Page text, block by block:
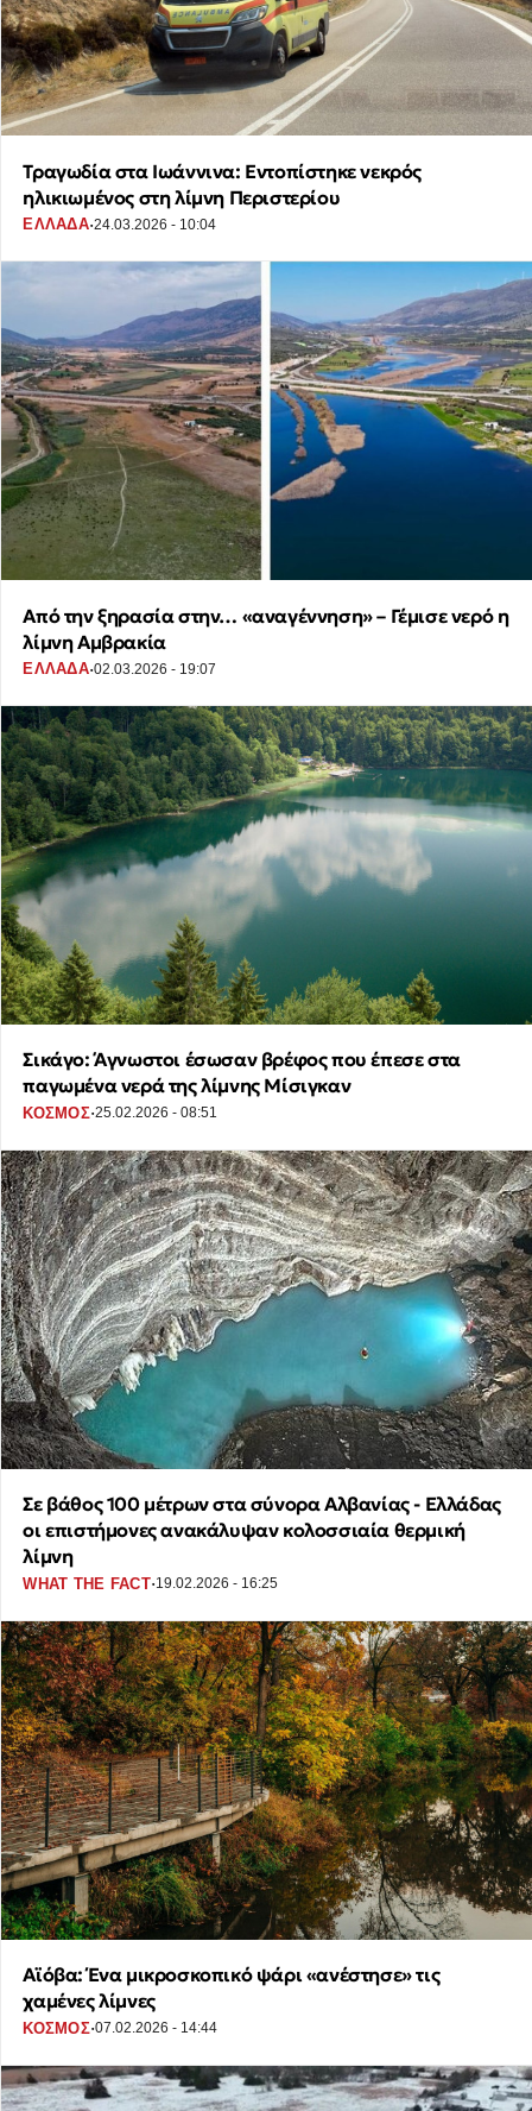
Τραγωδία στα Ιωάννινα: Εντοπίστηκε νεκρός
ηλικιωμένος στη λίμνη Περιστερίου
ΕΛΛΑΔΑ·24.03.2026 - 10:04
Από την ξηρασία στην… «αναγέννηση» – Γέμισε νερό η
λίμνη Αμβρακία
ΕΛΛΑΔΑ·02.03.2026 - 19:07
Σικάγο: Άγνωστοι έσωσαν βρέφος που έπεσε στα
παγωμένα νερά της λίμνης Μίσιγκαν
ΚΟΣΜΟΣ·25.02.2026 - 08:51
Σε βάθος 100 μέτρων στα σύνορα Αλβανίας - Ελλάδας
οι επιστήμονες ανακάλυψαν κολοσσιαία θερμική
λίμνη
WHAT THE FACT·19.02.2026 - 16:25
Αϊόβα: Ένα μικροσκοπικό ψάρι «ανέστησε» τις
χαμένες λίμνες
ΚΟΣΜΟΣ·07.02.2026 - 14:44